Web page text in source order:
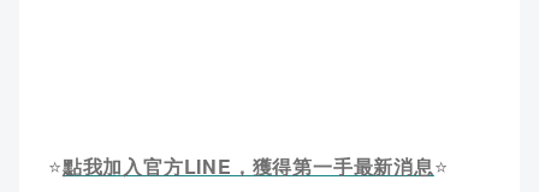
⭐點我加入官方LINE，獲得第一手最新消息⭐